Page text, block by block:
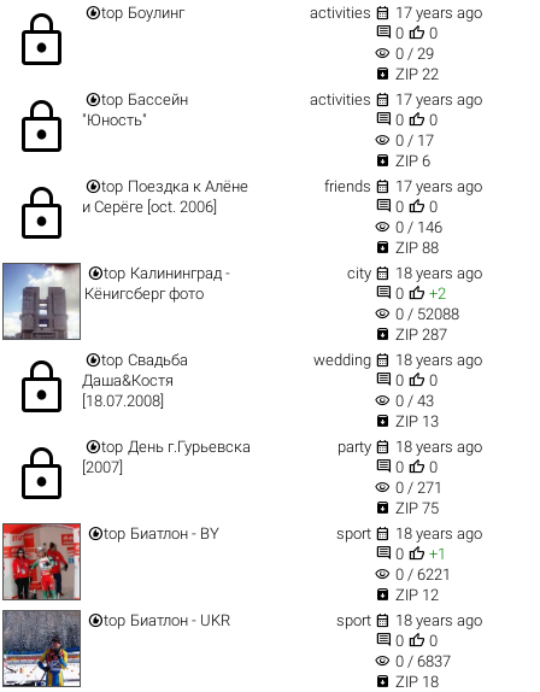
lock top Боулинг activities  17 years ago
 0  0
visibility 0 / 29
 ZIP 22
lock top Бассейн
"Юность"
activities  17 years ago
 0  0
visibility 0 / 17
 ZIP 6
lock top Поездка к Алёне
и Серёге [oct. 2006]
friends  17 years ago
 0  0
visibility 0 / 146
 ZIP 88
top Калининград -
Кёнигсберг фото
city  18 years ago
 0  +2
visibility 0 / 52088
 ZIP 287
lock top Свадьба
Даша&Костя
[18.07.2008]
wedding  18 years ago
 0  0
visibility 0 / 43
 ZIP 13
lock top День г.Гурьевска
[2007]
party  18 years ago
 0  0
visibility 0 / 271
 ZIP 75
top Биатлон - BY sport  18 years ago
 0  +1
visibility 0 / 6221
 ZIP 12
top Биатлон - UKR sport  18 years ago
 0  0
visibility 0 / 6837
 ZIP 18